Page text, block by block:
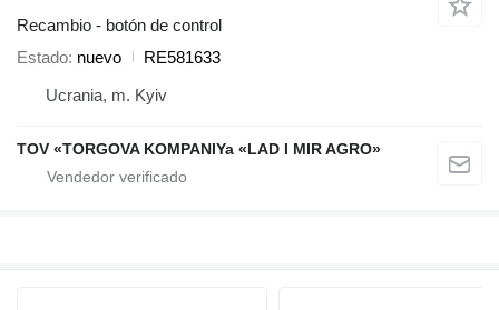
Recambio - botón de control
Estado nuevo
RE581633
Ucrania, m. Kyiv
TOV «TORGOVA KOMPANIYa «LAD I MIR AGRO»